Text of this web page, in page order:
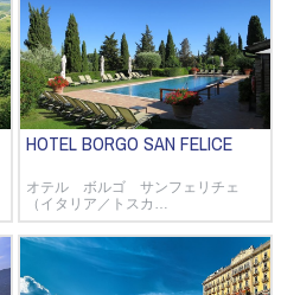
HOTEL BORGO SAN FELICE
オテル ボルゴ サンフェリチェ
（イタリア／トスカ…